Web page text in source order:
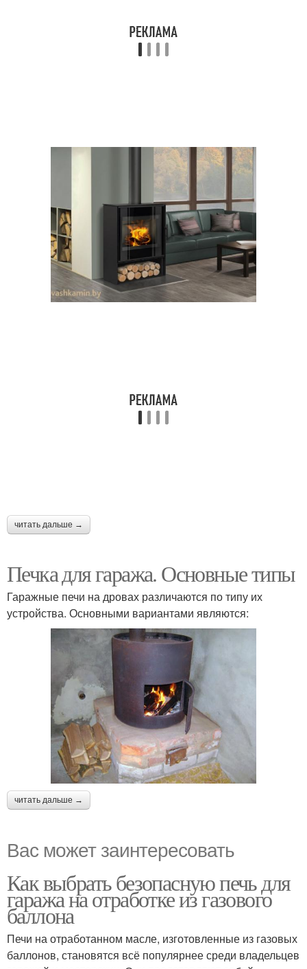
читать дальше →
Печка для гаража. Основные типы
Гаражные печи на дровах различаются по типу их
устройства. Основными вариантами являются:
читать дальше →
Вас может заинтересовать
Как выбрать безопасную печь для
гаража на отработке из газового
баллона
Печи на отработанном масле, изготовленные из газовых
баллонов, становятся всё популярнее среди владельцев